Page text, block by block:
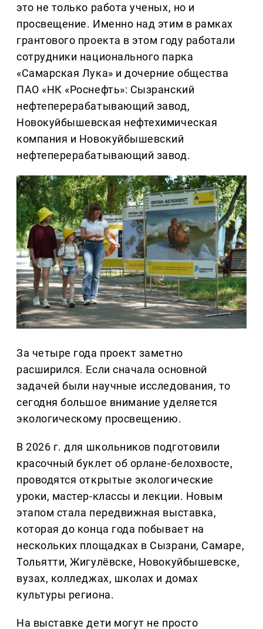
это не только работа ученых, но и
просвещение. Именно над этим в рамках
грантового проекта в этом году работали
сотрудники национального парка
«Самарская Лука» и дочерние общества
ПАО «НК «Роснефть»: Сызранский
нефтеперерабатывающий завод,
Новокуйбышевская нефтехимическая
компания и Новокуйбышевский
нефтеперерабатывающий завод.
За четыре года проект заметно
расширился. Если сначала основной
задачей были научные исследования, то
сегодня большое внимание уделяется
экологическому просвещению.
В 2026 г. для школьников подготовили
красочный буклет об орлане-белохвосте,
проводятся открытые экологические
уроки, мастер-классы и лекции. Новым
этапом стала передвижная выставка,
которая до конца года побывает на
нескольких площадках в Сызрани, Самаре,
Тольятти, Жигулёвске, Новокуйбышевске,
вузах, колледжах, школах и домах
культуры региона.
На выставке дети могут не просто